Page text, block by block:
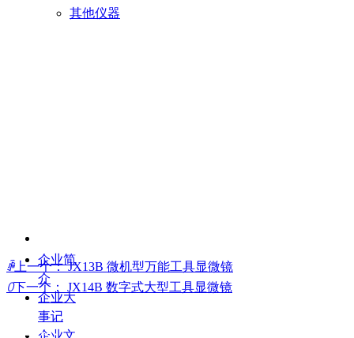
其他仪器
ꄴ上一个： JX13B 微机型万能工具显微镜
ꄲ下一个： JX14B 数字式大型工具显微镜
企业简
介
企业大
事记
企业文
走进新天